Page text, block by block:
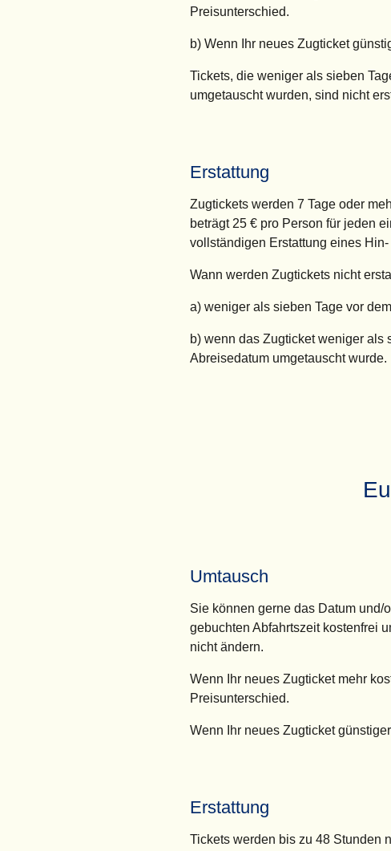
Preisunterschied.
b) Wenn Ihr neues Zugticket
Tickets, die weniger als sieben
umgetauscht wurden, sind nicht
Erstattung
Zugtickets werden 7 Tage oder
beträgt 25 € pro Person für jeden
vollständigen Erstattung eines
Wann werden Zugtickets nicht
a) weniger als sieben Tage vor dem
b) wenn das Zugticket weniger als
Abreisedatum umgetauscht wurde.
Umtausch
Sie können gerne das Datum und/
gebuchten Abfahrtszeit kostenfrei
nicht ändern.
Wenn Ihr neues Zugticket mehr
Preisunterschied.
Wenn Ihr neues Zugticket
Erstattung
Tickets werden bis zu 48 Stunden